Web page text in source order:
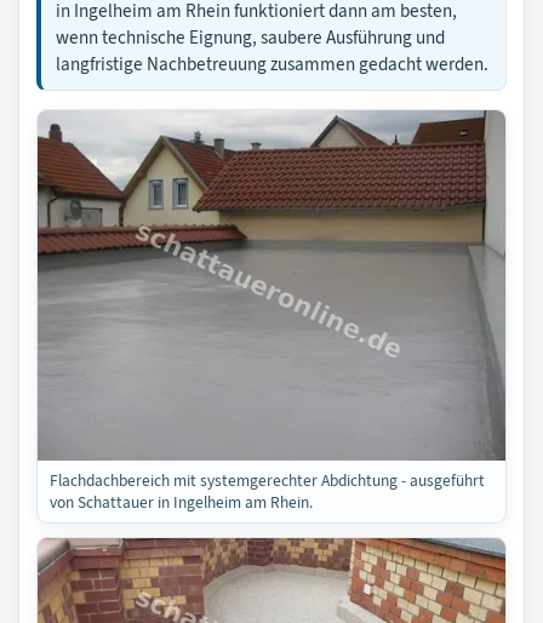
in Ingelheim am Rhein funktioniert dann am besten,
wenn technische Eignung, saubere Ausführung und
langfristige Nachbetreuung zusammen gedacht werden.
Flachdachbereich mit systemgerechter Abdichtung - ausgeführt
von Schattauer in Ingelheim am Rhein.